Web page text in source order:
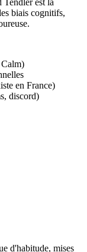
Tendler est la
biais cognitifs,
en France)
discord)
d'habitude, mises